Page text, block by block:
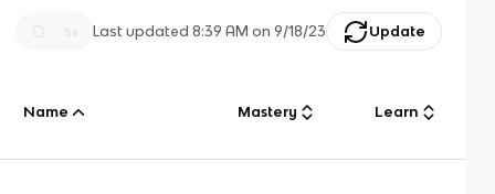
Last updated8:39 AM on 9/18/23 Update
Name Mastery Learn